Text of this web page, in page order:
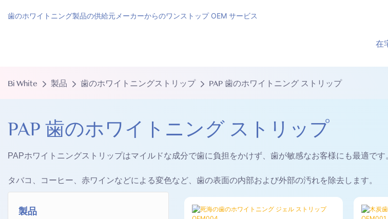
歯のホワイトニング製品の供給元メーカーからのワンストップ OEM サービス
在
Bi White 製品 歯のホワイトニングストリップ PAP 歯のホワイトニング ストリップ
PAP 歯のホワイトニング ストリップ
PAPホワイトニングストリップはマイルドな成分で歯に負担をかけず、歯が敏感なお客様にも最適です
タバコ、コーヒー、赤ワインなどによる変色など、歯の表面の内部および外部の汚れを除去します。
製品